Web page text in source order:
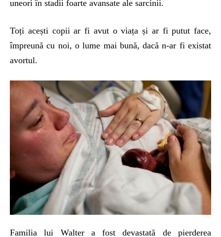
uneori în stadii foarte avansate ale sarcinii.
Toți acești copii ar fi avut o viața și ar fi putut face,
împreună cu noi, o lume mai bună, dacă n-ar fi existat
avortul.
Familia lui Walter a fost devastată de pierderea